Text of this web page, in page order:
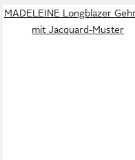
MADELEINE Longblazer
mit Jacquard-Muster